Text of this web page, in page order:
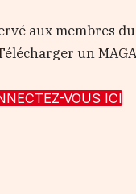
aux membres
un
VOUS ICI